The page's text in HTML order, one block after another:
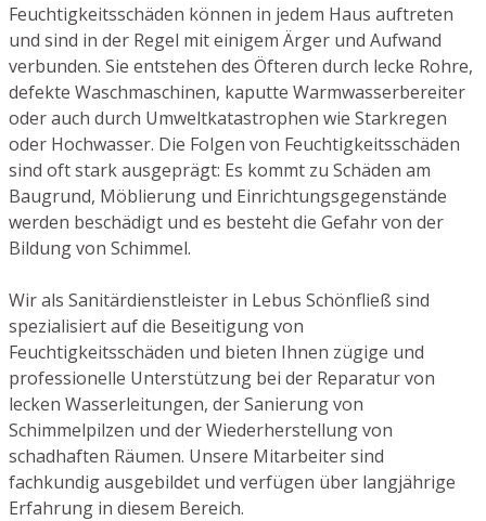
Feuchtigkeitsschäden können in jedem Haus auftreten
und sind in der Regel mit einigem Ärger und Aufwand
verbunden. Sie entstehen des Öfteren durch lecke Rohre,
defekte Waschmaschinen, kaputte Warmwasserbereiter
oder auch durch Umweltkatastrophen wie Starkregen
oder Hochwasser. Die Folgen von Feuchtigkeitsschäden
sind oft stark ausgeprägt: Es kommt zu Schäden am
Baugrund, Möblierung und Einrichtungsgegenstände
werden beschädigt und es besteht die Gefahr von der
Bildung von Schimmel.
Wir als Sanitärdienstleister in Lebus Schönfließ sind
spezialisiert auf die Beseitigung von
Feuchtigkeitsschäden und bieten Ihnen zügige und
professionelle Unterstützung bei der Reparatur von
lecken Wasserleitungen, der Sanierung von
Schimmelpilzen und der Wiederherstellung von
schadhaften Räumen. Unsere Mitarbeiter sind
fachkundig ausgebildet und verfügen über langjährige
Erfahrung in diesem Bereich.